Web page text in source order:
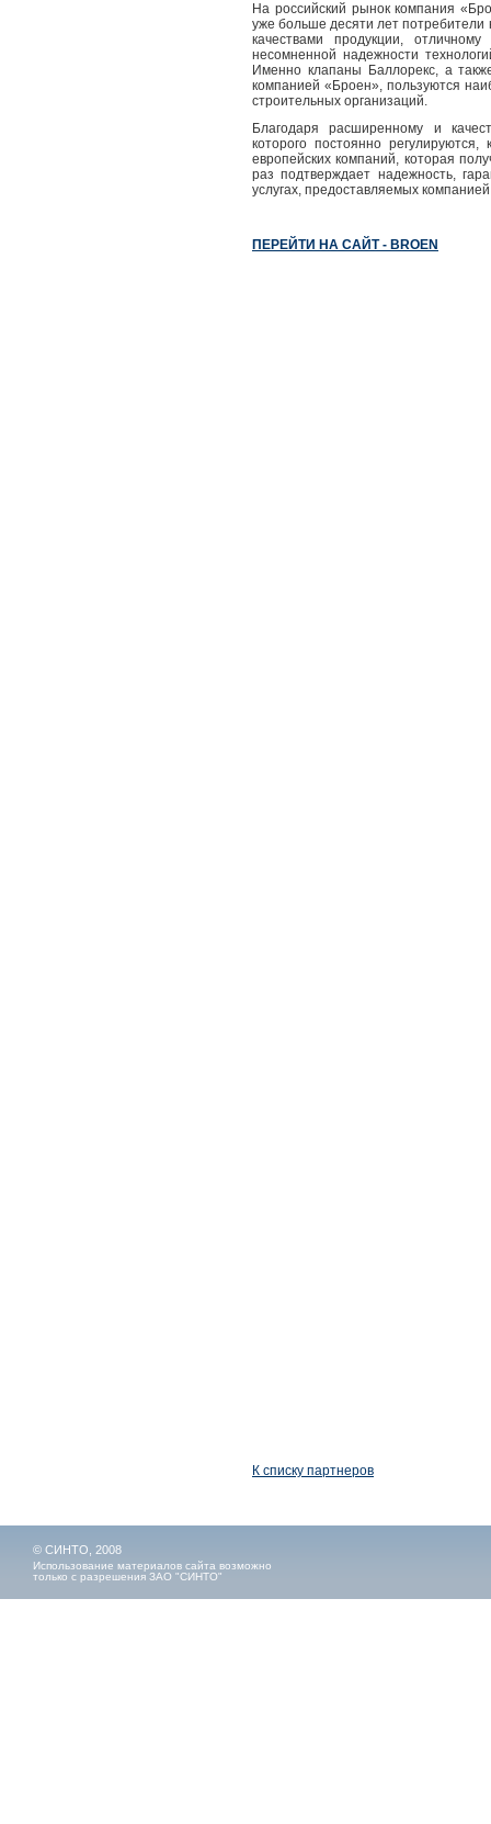
На российский рынок компания
уже больше десяти лет
качествами продукции,
несомненной надежности
Именно клапаны Баллорекс, а
компанией «Броен», пользуются
строительных организаций.
Благодаря расширенному и
которого постоянно
европейских компаний, которая
раз подтверждает надежность,
услугах, предоставляемых
ПЕРЕЙТИ НА САЙТ - BROEN
К списку партнеров
© СИНТО, 2008
Использование материалов сайта возможно
только с разрешения ЗАО "СИНТО"